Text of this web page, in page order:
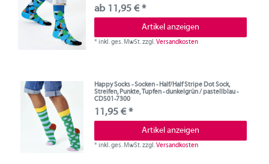
ab 11,95 € *
Artikel anzeigen
*inkl. ges. MwSt.zzgl.Versandkosten
Happy Socks - Socken - Half/Half Stripe Dot Sock,
Streifen, Punkte, Tupfen - dunkelgrün / pastellblau -
CDS01-7300
11,95 € *
Artikel anzeigen
*inkl. ges. MwSt.zzgl.Versandkosten